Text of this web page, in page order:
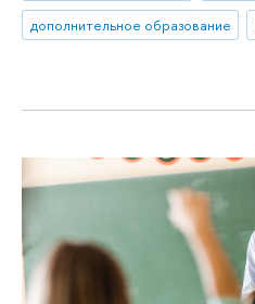
дополнительное образование